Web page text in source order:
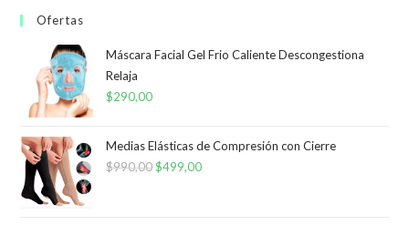
Ofertas
Máscara Facial Gel Frio Caliente Descongestiona
Relaja
$290,00
Medias Elásticas de Compresión con Cierre
$990,00El
$499,00El